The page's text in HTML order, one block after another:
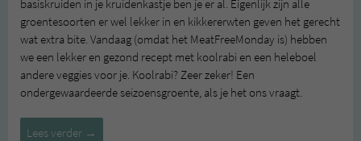
basiskruiden in je kruidenkastje ben je er al. Eigenlijk zijn alle
groentesoorten er wel lekker in en kikkererwten geven het gerecht
wat extra bite. Vandaag (omdat het MeatFreeMonday is) hebben
we een lekker en gezond recept met koolrabi en een heleboel
andere veggies voor je. Koolrabi? Zeer zeker! Een
ondergewaardeerde seizoensgroente, als je het ons vraagt.
Lees verder Groen
→